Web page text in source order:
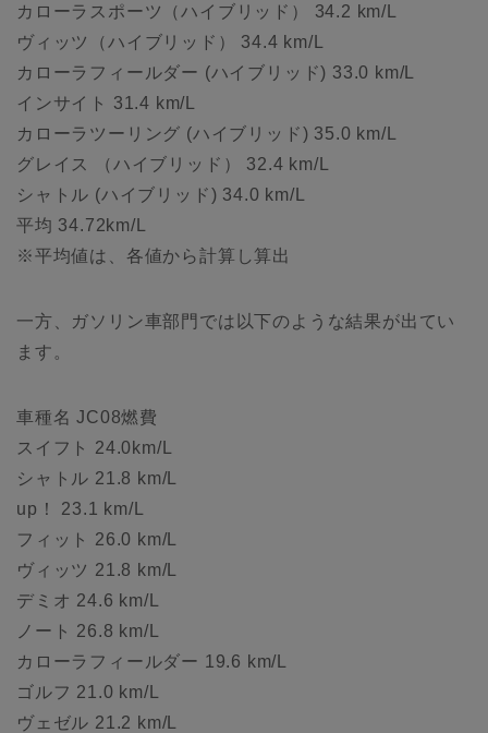
カローラスポーツ（ハイブリッド） 34.2 km/L
ヴィッツ（ハイブリッド） 34.4 km/L
カローラフィールダー (ハイブリッド) 33.0 km/L
インサイト 31.4 km/L
カローラツーリング (ハイブリッド) 35.0 km/L
グレイス （ハイブリッド） 32.4 km/L
シャトル (ハイブリッド) 34.0 km/L
平均 34.72km/L
※平均値は、各値から計算し算出
一方、ガソリン車部門では以下のような結果が出てい
ます。
車種名 JC08燃費
スイフト 24.0km/L
シャトル 21.8 km/L
up！ 23.1 km/L
フィット 26.0 km/L
ヴィッツ 21.8 km/L
デミオ 24.6 km/L
ノート 26.8 km/L
カローラフィールダー 19.6 km/L
ゴルフ 21.0 km/L
ヴェゼル 21.2 km/L